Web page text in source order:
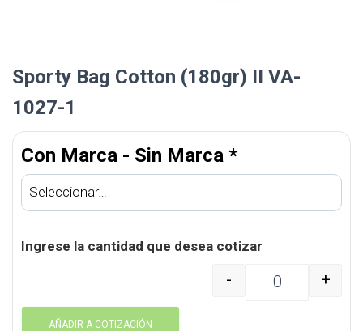
Sporty Bag Cotton (180gr) II VA-
1027-1
Con Marca - Sin Marca *
Ingrese la cantidad que desea cotizar
Sporty Bag Cotton
- +
AÑADIR A COTIZACIÓN